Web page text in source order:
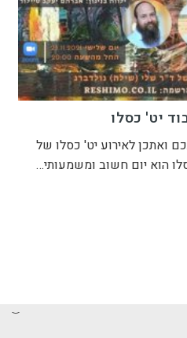
יט' כסלו
ואתכן לאירוע יט' כסלו של
הוא יום חשוב ומשמעותי…